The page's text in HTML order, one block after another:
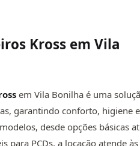
Kross em Vila
em Vila Bonilha é uma
garantindo conforto, higiene e
desde opções básicas
para PCDs, a locação atende às